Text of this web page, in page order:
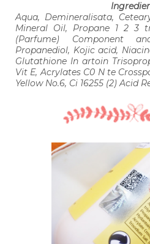
Aqua, Demineralisata,
Mineral Oil, Propane 1 2 3
(Parfume) Component
Propanediol, Kojic acid,
Glutathione In artoin
Vit E, Acrylates C0 N te
Yellow No.6, Ci 16255 (2) Acid